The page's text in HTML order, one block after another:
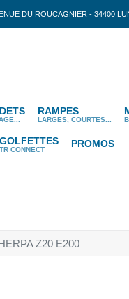
DU ROUCAGNIER - 34400
RAMPES
LARGES, COURTES...
GOLFETTES
TR CONNECT PROMOS
Z20 E200